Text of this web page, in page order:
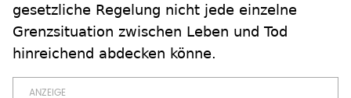
gesetzliche Regelung nicht jede einzelne
Grenzsituation zwischen Leben und Tod
hinreichend abdecken könne.